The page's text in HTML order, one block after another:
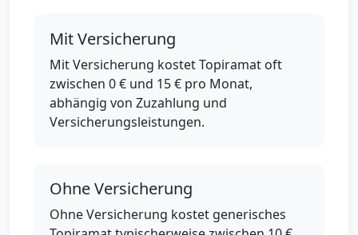
Mit Versicherung
Mit Versicherung kostet Topiramat oft
zwischen 0 € und 15 € pro Monat,
abhängig von Zuzahlung und
Versicherungsleistungen.
Ohne Versicherung
Ohne Versicherung kostet generisches